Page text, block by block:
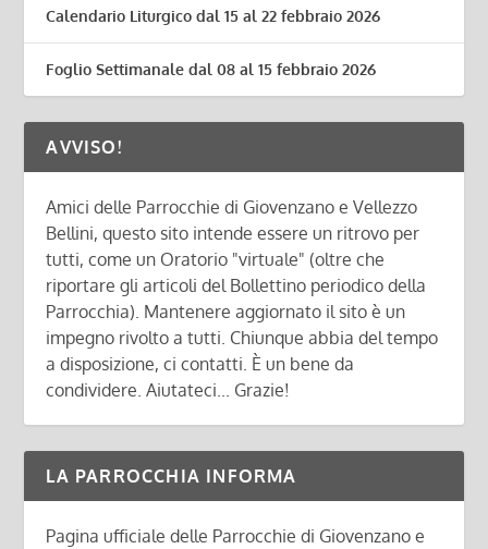
Calendario Liturgico dal 15 al 22 febbraio 2026
Foglio Settimanale dal 08 al 15 febbraio 2026
AVVISO!
Amici delle Parrocchie di Giovenzano e Vellezzo
Bellini, questo sito intende essere un ritrovo per
tutti, come un Oratorio "virtuale" (oltre che
riportare gli articoli del Bollettino periodico della
Parrocchia). Mantenere aggiornato il sito è un
impegno rivolto a tutti. Chiunque abbia del tempo
a disposizione, ci contatti. È un bene da
condividere. Aiutateci... Grazie!
LA PARROCCHIA INFORMA
Pagina ufficiale delle Parrocchie di Giovenzano e